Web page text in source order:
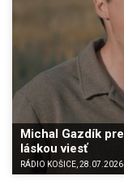
Michal Gazdík
láskou viesť
RÁDIO KOŠICE,